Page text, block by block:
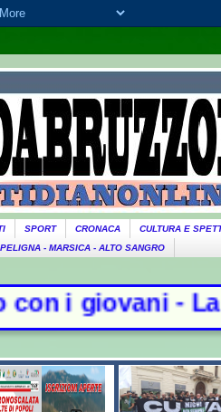
SPORT CRONACA
CULTURA E
- MARSICA - ALTO SANGRO
La